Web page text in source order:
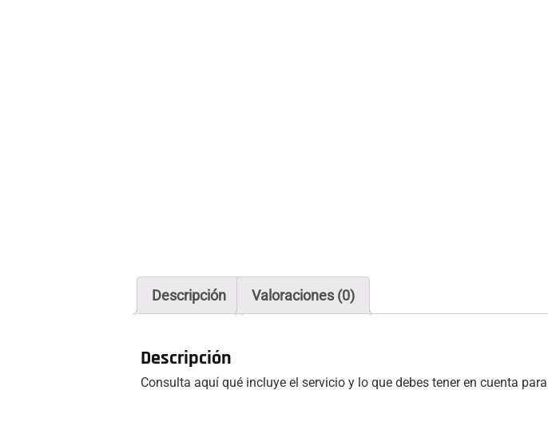
Descripción Valoraciones (0)
Descripción
Consulta aquí qué incluye el servicio y lo que debes tener en cuenta para